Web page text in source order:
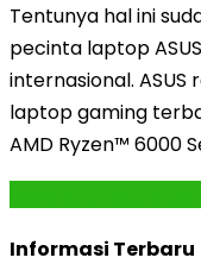
Tentunya hal ini
pecinta laptop
internasional.
laptop gaming
AMD Ryzen™ 6000
Informasi Terbaru